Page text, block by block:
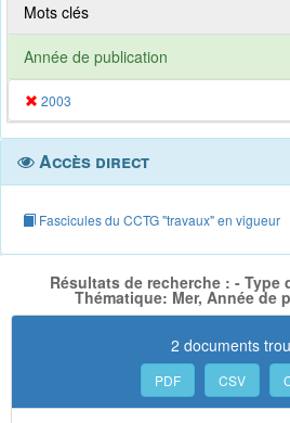
Mots clés
Année de publication
2003
Accès direct
Fascicules du CCTG "travaux" en vigueur
Résultats de recherche : - Type
Thématique: Mer, Année de
2 documents
PDF CSV